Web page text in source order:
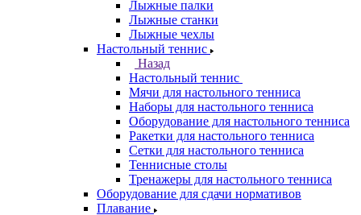
Лыжные палки
Лыжные станки
Лыжные чехлы
Настольный теннис
Назад
Настольный теннис
Мячи для настольного тенниса
Наборы для настольного тенниса
Оборудование для настольного тенниса
Ракетки для настольного тенниса
Сетки для настольного тенниса
Теннисные столы
Тренажеры для настольного тенниса
Оборудование для сдачи нормативов
Плавание